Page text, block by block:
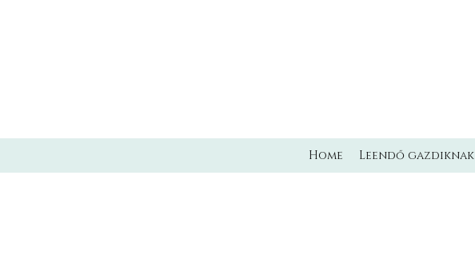
Home Leendő gazdiknak